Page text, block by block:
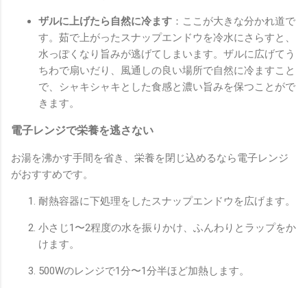
ザルに上げたら自然に冷ます ：ここが大きな分かれ道で
す。茹で上がったスナップエンドウを冷水にさらすと、
水っぽくなり旨みが逃げてしまいます。ザルに広げてう
ちわで扇いだり、風通しの良い場所で自然に冷ますこと
で、シャキシャキとした食感と濃い旨みを保つことがで
きます。
電子レンジで栄養を逃さない
お湯を沸かす手間を省き、栄養を閉じ込めるなら電子レンジ
がおすすめです。
耐熱容器に下処理をしたスナップエンドウを広げます。
小さじ1〜2程度の水を振りかけ、ふんわりとラップをか
けます。
500Wのレンジで1分〜1分半ほど加熱します。